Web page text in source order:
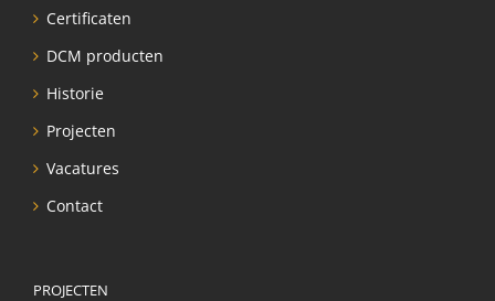
Certificaten
DCM producten
Historie
Projecten
Vacatures
Contact
PROJECTEN